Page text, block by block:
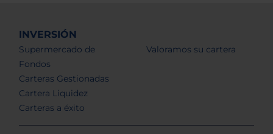
INVERSIÓN
Supermercado de
Fondos
Carteras Gestionadas
Cartera Liquidez
Carteras a éxito
Valoramos su cartera